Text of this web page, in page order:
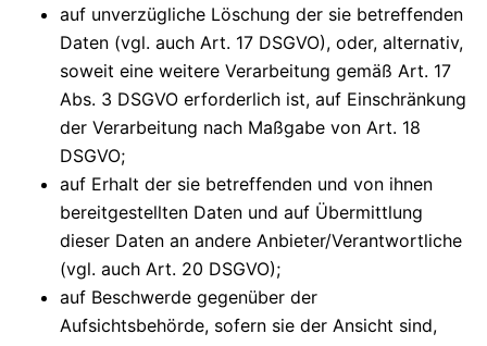
auf unverzügliche Löschung der sie betreffenden
Daten (vgl. auch Art. 17 DSGVO), oder, alternativ,
soweit eine weitere Verarbeitung gemäß Art. 17
Abs. 3 DSGVO erforderlich ist, auf Einschränkung
der Verarbeitung nach Maßgabe von Art. 18
DSGVO;
auf Erhalt der sie betreffenden und von ihnen
bereitgestellten Daten und auf Übermittlung
dieser Daten an andere Anbieter/Verantwortliche
(vgl. auch Art. 20 DSGVO);
auf Beschwerde gegenüber der
Aufsichtsbehörde, sofern sie der Ansicht sind,